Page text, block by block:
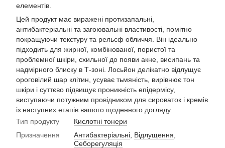
елементів.
Цей продукт має виражені протизапальні,
антибактеріальні та загоювальні властивості, помітно
покращуючи текстуру та рельєф обличчя. Він ідеально
підходить для жирної, комбінованої, пористої та
проблемної шкіри, схильної до появи акне, висипань та
надмірного блиску в Т-зоні. Лосьйон делікатно відлущує
ороговілий шар клітин, усуває тьмяність, вирівнює тон
шкіри і суттєво підвищує проникність епідермісу,
виступаючи потужним провідником для сироваток і кремів
із наступних етапів вашого щоденного догляду.
Тип продукту
Кислотні тонери
Призначення
Антибактеріальні Відлущення
Себорегуляція